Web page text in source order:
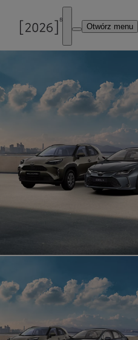
Otwórz menu